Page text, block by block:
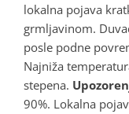
lokalna pojava
grmljavinom.
posle podne
Najniža
stepena.
90%. Lokalna